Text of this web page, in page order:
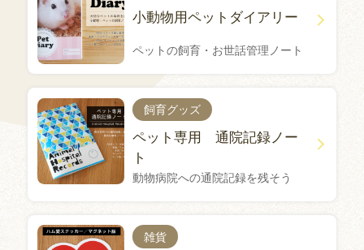
小動物用ペットダイアリー
ペットの飼育・お世話管理ノート
飼育グッズ
ペット専用 通院記録ノー
ト
動物病院への通院記録を残そう
雑貨